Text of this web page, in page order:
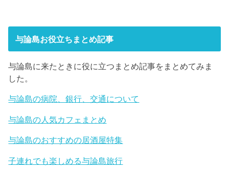
与論島お役立ちまとめ記事
与論島に来たときに役に立つまとめ記事をまとめてみま
した。
与論島の病院、銀行、交通について
与論島の人気カフェまとめ
与論島のおすすめの居酒屋特集
子連れでも楽しめる与論島旅行